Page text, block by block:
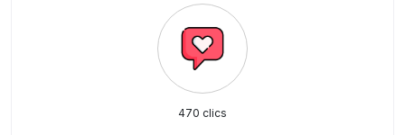
470 clics